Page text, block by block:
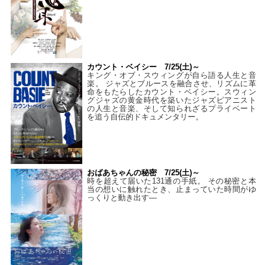
カウント・ベイシー 7/25(土)～
キング・オブ・スウィングが自ら語る人生と音
楽。 ジャズとブルースを融合させ、リズムに革
命をもたらしたカウント・ベイシー。スウィン
グジャズの黄金時代を築いたジャズピアニスト
の人生と音楽、そして知られざるプライベート
を追う自伝的ドキュメンタリー。
おばあちゃんの秘密 7/25(土)～
時を超えて届いた131通の手紙。 その秘密と本
当の想いに触れたとき、止まっていた時間がゆ
っくりと動き出す―